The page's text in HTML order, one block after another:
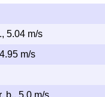
5.04 m/s
m/s
b., 5.0 m/s